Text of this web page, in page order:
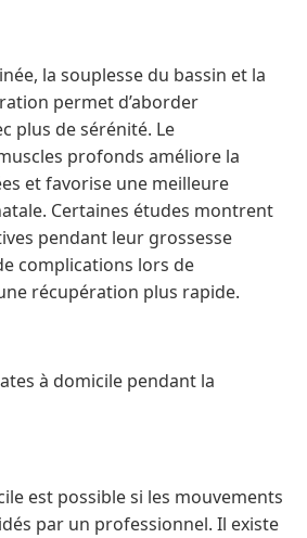
la souplesse du bassin et la
permet d’aborder
plus de sérénité. Le
profonds améliore la
et favorise une meilleure
Certaines études montrent
pendant leur grossesse
complications lors de
récupération plus rapide.
à domicile pendant la
est possible si les mouvements
par un professionnel. Il existe